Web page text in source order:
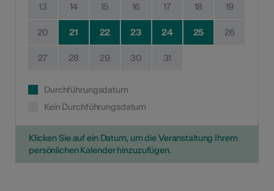
13 14 15 16 17 18 19
20 21 22 23 24 25 26
27 28 29 30 31
Durchführungsdatum
Kein Durchführungsdatum
Klicken Sie auf ein Datum, um die Veranstaltung Ihrem
persönlichen Kalender hinzuzufügen.